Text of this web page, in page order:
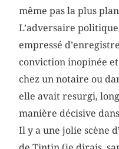
même pas la plus
L’adversaire
empressé
conviction inopinée
chez un notaire ou
elle avait resurgi,
manière décisive
Il y a une jolie scène